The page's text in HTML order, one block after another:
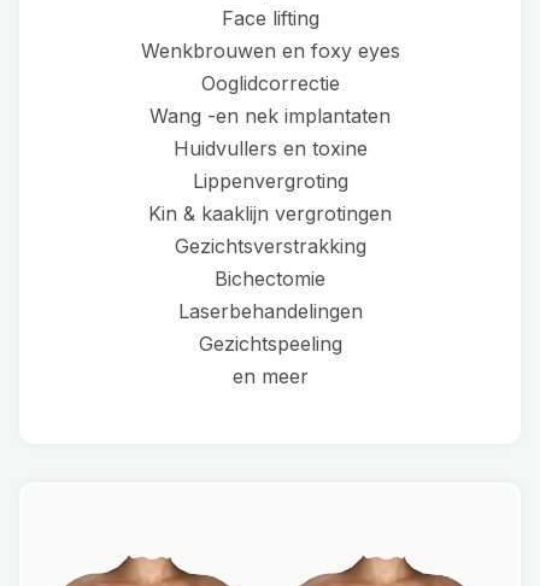
Face lifting
Wenkbrouwen en foxy eyes
Ooglidcorrectie
Wang -en nek implantaten
Huidvullers en toxine
Lippenvergroting
Kin & kaaklijn vergrotingen
Gezichtsverstrakking
Bichectomie
Laserbehandelingen
Gezichtspeeling
en meer